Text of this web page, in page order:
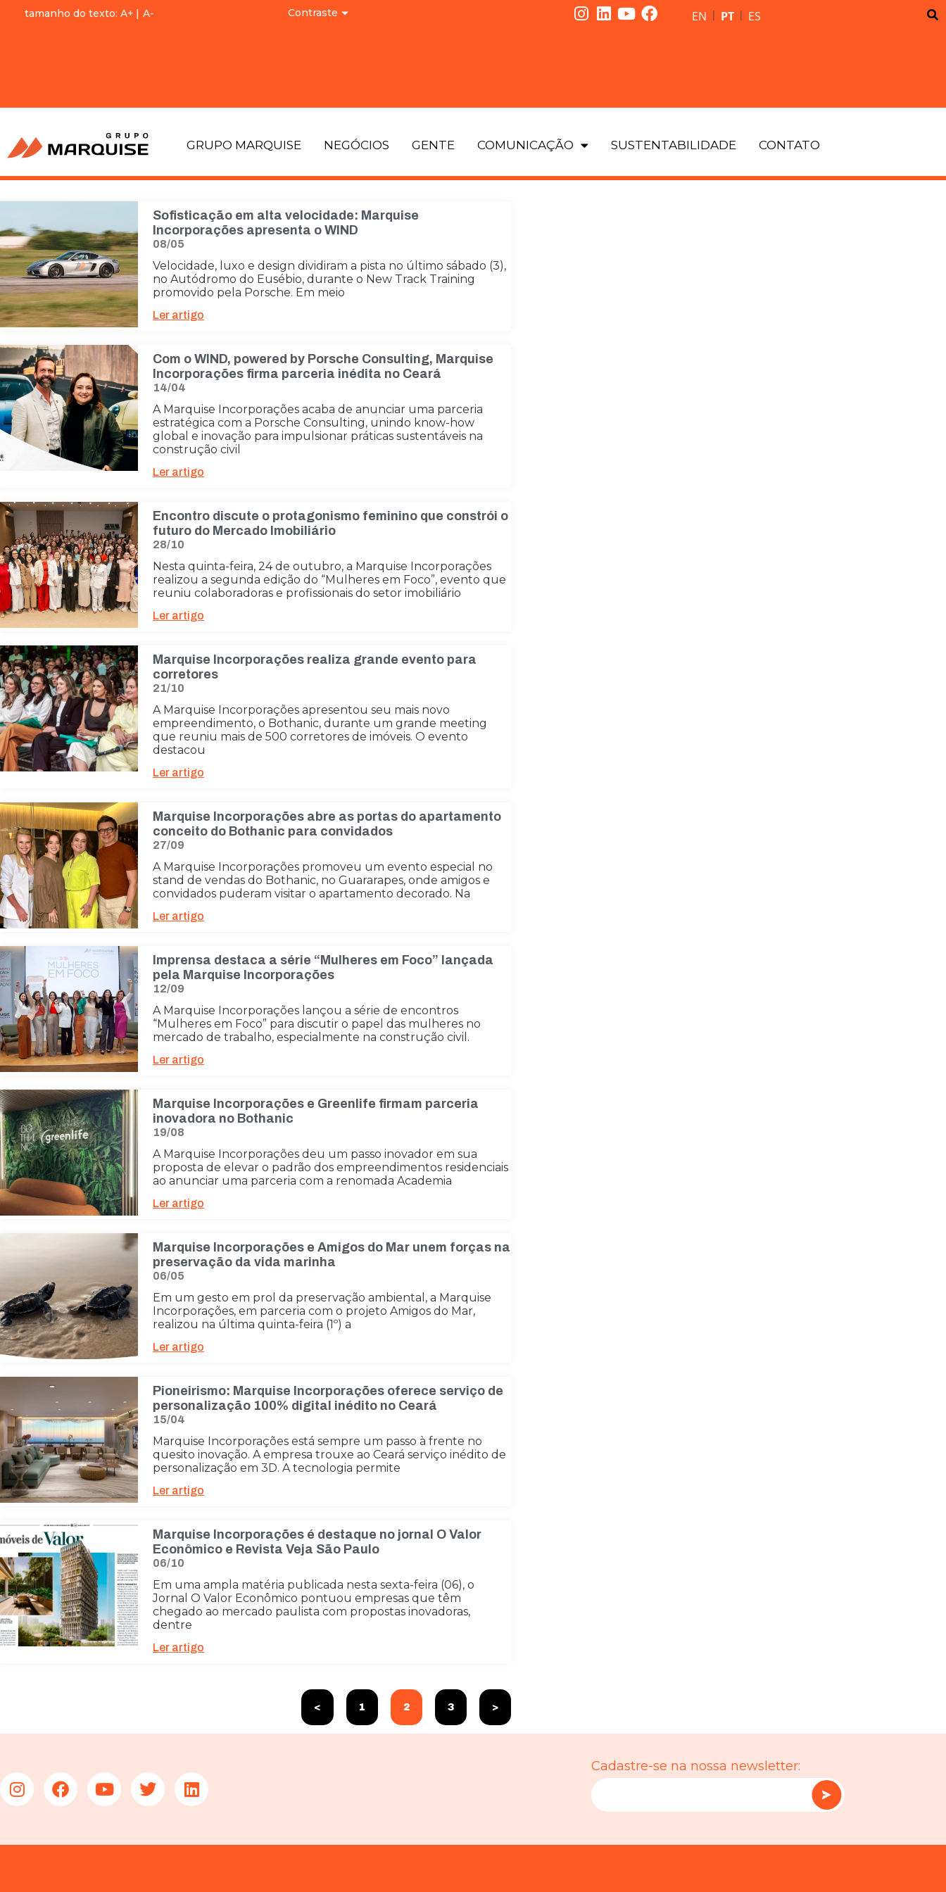
tamanho do texto: A+ | A- Contraste EN | PT | ES
GRUPO MARQUISE NEGÓCIOS GENTE COMUNICAÇÃO SUSTENTABILIDADE CONTATO
Sofisticação em alta velocidade: Marquise
Incorporações apresenta o WIND
08/05
Velocidade, luxo e design dividiram a pista no último sábado (3),
no Autódromo do Eusébio, durante o New Track Training
promovido pela Porsche. Em meio
Ler artigo
Com o WIND, powered by Porsche Consulting, Marquise
Incorporações firma parceria inédita no Ceará
14/04
A Marquise Incorporações acaba de anunciar uma parceria
estratégica com a Porsche Consulting, unindo know-how
global e inovação para impulsionar práticas sustentáveis na
construção civil
Ler artigo
Encontro discute o protagonismo feminino que constrói o
futuro do Mercado Imobiliário
28/10
Nesta quinta-feira, 24 de outubro, a Marquise Incorporações
realizou a segunda edição do “Mulheres em Foco”, evento que
reuniu colaboradoras e profissionais do setor imobiliário
Ler artigo
Marquise Incorporações realiza grande evento para
corretores
21/10
A Marquise Incorporações apresentou seu mais novo
empreendimento, o Bothanic, durante um grande meeting
que reuniu mais de 500 corretores de imóveis. O evento
destacou
Ler artigo
Marquise Incorporações abre as portas do apartamento
conceito do Bothanic para convidados
27/09
A Marquise Incorporações promoveu um evento especial no
stand de vendas do Bothanic, no Guararapes, onde amigos e
convidados puderam visitar o apartamento decorado. Na
Ler artigo
Imprensa destaca a série “Mulheres em Foco” lançada
pela Marquise Incorporações
12/09
A Marquise Incorporações lançou a série de encontros
“Mulheres em Foco” para discutir o papel das mulheres no
mercado de trabalho, especialmente na construção civil.
Ler artigo
Marquise Incorporações e Greenlife firmam parceria
inovadora no Bothanic
19/08
A Marquise Incorporações deu um passo inovador em sua
proposta de elevar o padrão dos empreendimentos residenciais
ao anunciar uma parceria com a renomada Academia
Ler artigo
Marquise Incorporações e Amigos do Mar unem forças na
preservação da vida marinha
06/05
Em um gesto em prol da preservação ambiental, a Marquise
Incorporações, em parceria com o projeto Amigos do Mar,
realizou na última quinta-feira (1º) a
Ler artigo
Pioneirismo: Marquise Incorporações oferece serviço de
personalização 100% digital inédito no Ceará
15/04
Marquise Incorporações está sempre um passo à frente no
quesito inovação. A empresa trouxe ao Ceará serviço inédito de
personalização em 3D. A tecnologia permite
Ler artigo
Marquise Incorporações é destaque no jornal O Valor
Econômico e Revista Veja São Paulo
06/10
Em uma ampla matéria publicada nesta sexta-feira (06), o
Jornal O Valor Econômico pontuou empresas que têm
chegado ao mercado paulista com propostas inovadoras,
dentre
Ler artigo
< 1 2 3 >
Cadastre-se na nossa newsletter:
para o